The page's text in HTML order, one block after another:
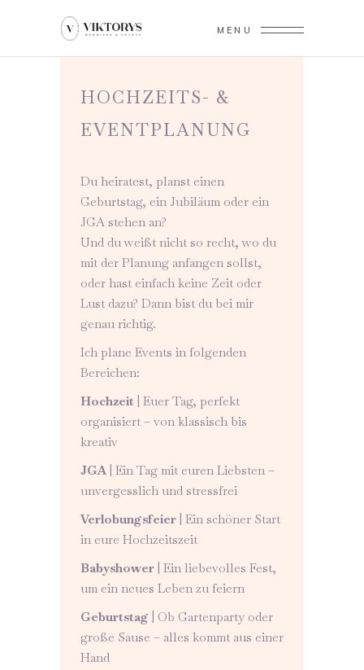
MENU
HOCHZEITS- &
EVENTPLANUNG
Du heiratest, planst einen
Geburtstag, ein Jubiläum oder ein
JGA stehen an?
Und du weißt nicht so recht, wo du
mit der Planung anfangen sollst,
oder hast einfach keine Zeit oder
Lust dazu? Dann bist du bei mir
genau richtig.
Ich plane Events in folgenden
Bereichen:
Hochzeit | Euer Tag, perfekt
organisiert – von klassisch bis
kreativ
JGA | Ein Tag mit euren Liebsten –
unvergesslich und stressfrei
Verlobungsfeier | Ein schöner Start
in eure Hochzeitszeit
Babyshower | Ein liebevolles Fest,
um ein neues Leben zu feiern
Geburtstag | Ob Gartenparty oder
große Sause – alles kommt aus einer
Hand